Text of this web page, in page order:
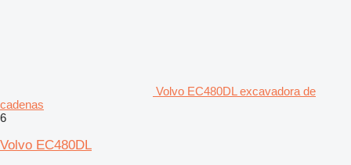
Volvo EC480DL excavadora de
cadenas
6
Volvo EC480DL